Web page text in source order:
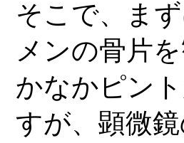
そこで、ま
メンの骨片
かなかピン
すが、顕微